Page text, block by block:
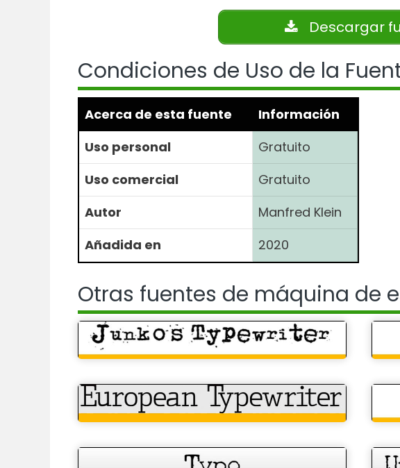
Descargar
Condiciones de Uso de la
Acerca de esta fuente
Información
Uso personal
Gratuito
Uso comercial
Gratuito
Autor
Manfred Klein
Añadida en
2020
Otras fuentes de máquina de